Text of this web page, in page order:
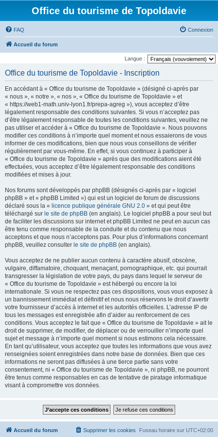
Office du tourisme de Topoldavie
FAQ Connexion
Accueil du forum
Langue :
Office du tourisme de Topoldavie - Inscription
En accédant à « Office du tourisme de Topoldavie » (désigné ci-après par
« nous », « notre », « nos », « Office du tourisme de Topoldavie » et
« https://web1-math.univ-lyon1.fr/prepa-agreg »), vous acceptez d’être
légalement responsable des conditions suivantes. Si vous n’acceptez pas
d’être légalement responsable de toutes les conditions suivantes, veuillez ne
pas utiliser et accéder à « Office du tourisme de Topoldavie ». Nous pouvons
modifier ces conditions à n’importe quel moment et nous essaierons de vous
informer de ces modifications, bien que nous vous conseillons de vérifier
régulièrement par vous-même. En effet, si vous continuez à participer à
« Office du tourisme de Topoldavie » après que des modifications aient été
effectuées, vous acceptez d’être légalement responsable des conditions
modifiées et mises à jour.
Nos forums sont développés par phpBB (désignés ci-après par « logiciel
phpBB » et « phpBB Limited ») qui est un logiciel de forum de discussions
déclaré sous la « licence publique générale GNU 2.0 » et qui peut être
téléchargé sur le site de phpBB (en anglais). Le logiciel phpBB a pour seul but
de faciliter les discussions sur internet et phpBB Limited ne peut en aucun cas
être tenu comme responsable de la conduite et du contenu que nous
acceptons et que nous n’acceptons pas. Pour plus d’informations concernant
phpBB, veuillez consulter le site de phpBB (en anglais).
Vous acceptez de ne publier aucun contenu à caractère abusif, obscène,
vulgaire, diffamatoire, choquant, menaçant, pornographique, etc. qui pourrait
transgresser la législation de votre pays, du pays dans lequel le serveur de
« Office du tourisme de Topoldavie » est hébergé ou encore la loi
internationale. Si vous ne respectez pas ces dispositions, vous vous exposez à
un bannissement immédiat et définitif et nous nous réservons le droit d’avertir
votre fournisseur d’accès à internet et les autorités officielles. L’adresse IP de
tous les messages est enregistrée afin d’aider au renforcement de ces
conditions. Vous acceptez le fait que « Office du tourisme de Topoldavie » ait le
droit de supprimer, de modifier, de déplacer ou de verrouiller n’importe quel
sujet et message à n’importe quel moment si nous estimons cela nécessaire.
En tant qu’utilisateur, vous acceptez que toutes les informations que vous avez
renseignées soient enregistrées dans notre base de données. Bien que ces
informations ne seront pas diffusées à une tierce partie sans votre
consentement, ni « Office du tourisme de Topoldavie », ni phpBB, ne pourront
être tenus comme responsables en cas de tentative de piratage informatique
visant à compromettre vos données.
Accueil du forum Fuseau horaire sur UTC+02:00
Supprimer les cookies